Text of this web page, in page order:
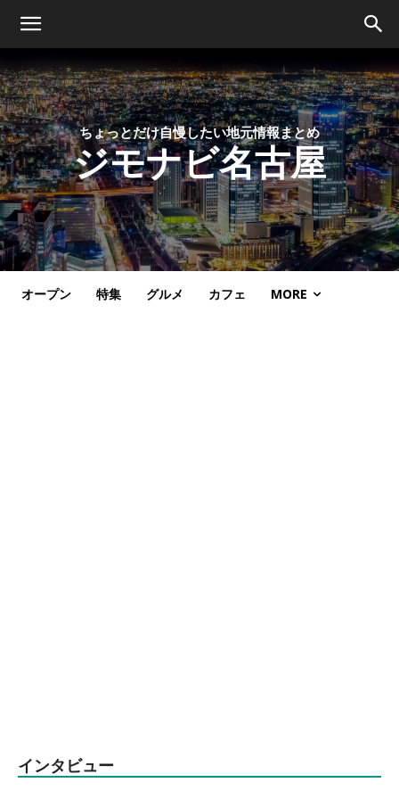
ちょっとだけ自慢したい地元情報まとめ
ジモナビ名古屋
オープン 特集 グルメ カフェ MORE
インタビュー